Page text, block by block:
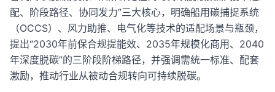
配、阶段路径、协同发力”三大核心，明确船用碳捕捉系统
（OCCS）、风力助推、电气化等技术的适配场景与瓶颈，
提出“2030年前保合规提能效、2035年规模化商用、2040
年深度脱碳”的三阶段阶梯路径，并强调需统一标准、配套
激励，推动行业从被动合规转向可持续脱碳。